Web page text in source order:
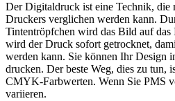
Der Digitaldruck ist eine Technik, die
Druckers verglichen werden kann.
Tintentröpfchen wird das Bild auf das
wird der Druck sofort getrocknet,
werden kann. Sie können Ihr Design
drucken. Der beste Weg, dies zu tun,
CMYK-Farbwerten. Wenn Sie PMS
variieren.